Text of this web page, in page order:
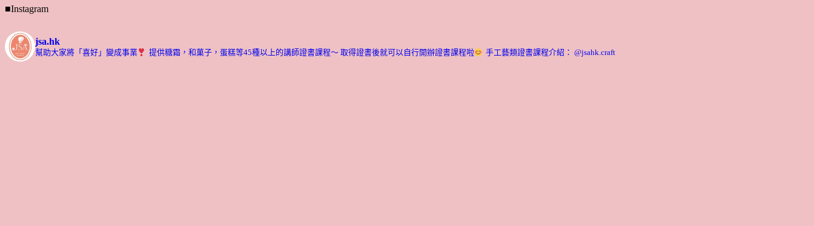
■Instagram
jsa.hk
幫助大家將「喜好」變成事業 提供糖霜，和菓子，蛋糕等45種以上的講師證書課程～ 取得證書後就可以自行開辦證書課程啦 手工藝類證書課程介紹： @jsahk.craft